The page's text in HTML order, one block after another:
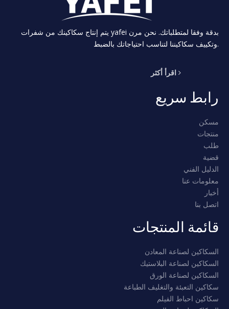
يتم إنتاج سكاكينك من شفرات yafei بدقة وفقا لمتطلباتك. نحن مرن
وتكييف سكاكيننا لتناسب احتياجاتك بالضبط.
اقرأ أكثر
رابط سريع
مسكن
منتجات
طلب
قضية
الدليل الفني
معلومات عنا
أخبار
اتصل بنا
قائمة المنتجات
السكاكين لصناعة المعادن
السكاكين لصناعة البلاستيك
السكاكين لصناعة الورق
سكاكين التعبئة والتغليف الطباعة
سكاكين احباط الفيلم